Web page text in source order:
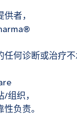
者，
任何诊断或治疗
组织，
负责。